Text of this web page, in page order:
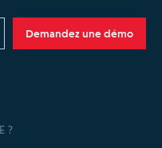
Demandez une démo
?